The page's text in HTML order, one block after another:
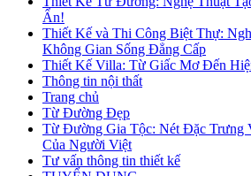
Ẩn!
Thiết Kế và Thi Công Biệt Thự:
Không Gian Sống Đẳng Cấp
Thiết Kế Villa: Từ Giấc Mơ Đến
Thông tin nội thất
Trang chủ
Từ Đường Đẹp
Từ Đường Gia Tộc: Nét Đặc Trưng
Của Người Việt
Tư vấn thông tin thiết kế